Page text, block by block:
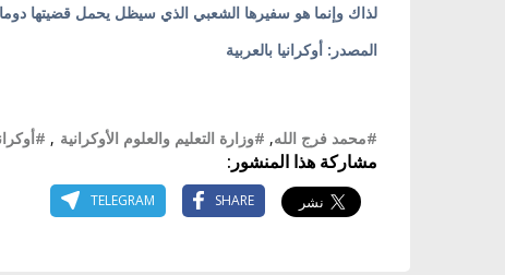
لذاك وإنما هو سفيرها الشعبي الذي سيظل يحمل قضيتها
المصدر: أوكرانيا بالعربية
#محمد فرج الله, #وزارة التعليم والعلوم الأوكرانية ,
مشاركة هذا المنشور:
SHARE
TELEGRAM